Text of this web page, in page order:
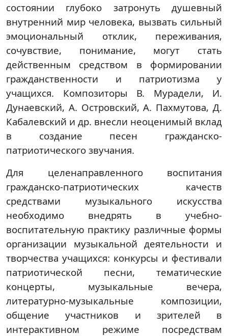
состоянии глубоко затронуть душевный
внутренний мир человека, вызвать сильный
эмоциональный отклик, переживания,
сочувствие, понимание, могут стать
действенным средством в формировании
гражданственности и патриотизма у
учащихся. Композиторы В. Мурадели, И.
Дунаевский, А. Островский, А. Пахмутова, Д.
Кабалевский и др. внесли неоценимый вклад
в создание песен гражданско-
патриотического звучания.
Для целенаправленного воспитания
гражданско-патриотических качеств
средствами музыкального искусства
необходимо внедрять в учебно-
воспитательную практику различные формы
организации музыкальной деятельности и
творчества учащихся: конкурсы и фестивали
патриотической песни, тематические
концерты, музыкальные вечера,
литературно-музыкальные композиции,
общение участников и зрителей в
интерактивном режиме посредствам